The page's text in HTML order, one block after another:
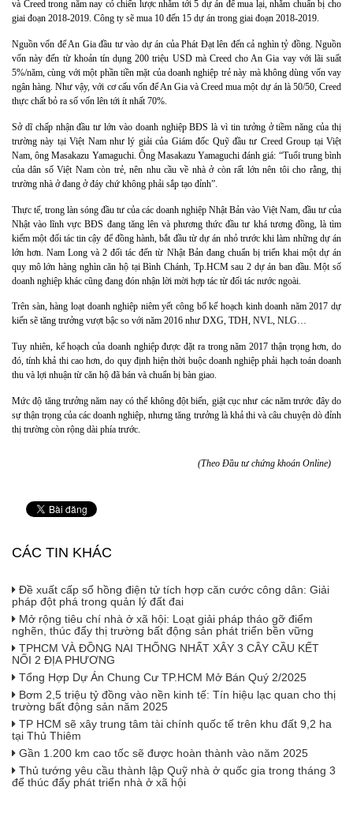
và Creed trong năm nay có chiến lược nhắm tới 5 dự án để mua lại, nhằm chuẩn bị cho
giai đoạn 2018-2019. Công ty sẽ mua 10 đến 15 dự án trong giai đoạn 2018-2019.
Nguồn vốn để An Gia đầu tư vào dự án của Phát Ðạt lên đến cả nghìn tỷ đồng. Nguồn
vốn này đến từ khoản tín dụng 200 triệu USD mà Creed cho An Gia vay với lãi suất
5%/năm, cùng với một phần tiền mặt của doanh nghiệp trẻ này mà không dùng vốn vay
ngân hàng. Như vậy, với cơ cấu vốn để An Gia và Creed mua một dự án là 50/50, Creed
thực chất bỏ ra số vốn lên tới ít nhất 70%.
Sở dĩ chấp nhận đầu tư lớn vào doanh nghiệp BĐS là vì tin tưởng ở tiềm năng của thị
trường này tại Việt Nam như lý giải của Giám đốc Quỹ đầu tư Creed Group tại Việt
Nam, ông Masakazu Yamaguchi. Ông Masakazu Yamaguchi đánh giá: “Tuổi trung bình
của dân số Việt Nam còn trẻ, nên nhu cầu về nhà ở còn rất lớn nên tôi cho rằng, thị
trường nhà ở đang ở đáy chứ không phải sắp tạo đỉnh”.
Thực tế, trong làn sóng đầu tư của các doanh nghiệp Nhật Bản vào Việt Nam, đầu tư của
Nhật vào lĩnh vực BĐS đang tăng lên và phương thức đầu tư khá tương đồng, là tìm
kiếm một đối tác tin cậy để đồng hành, bắt đầu từ dự án nhỏ trước khi làm những dự án
lớn hơn. Nam Long và 2 đối tác đến từ Nhật Bản đang chuẩn bị triển khai một dự án
quy mô lớn hàng nghìn căn hộ tại Bình Chánh, Tp.HCM sau 2 dự án ban đầu. Một số
doanh nghiệp khác cũng đang đón nhận lời mời hợp tác từ đối tác nước ngoài.
Trên sàn, hàng loạt doanh nghiệp niêm yết công bố kế hoạch kinh doanh năm 2017 dự
kiến sẽ tăng trưởng vượt bậc so với năm 2016 như DXG, TDH, NVL, NLG…
Tuy nhiên, kế hoạch của doanh nghiệp được đặt ra trong năm 2017 thận trọng hơn, do
đó, tính khả thi cao hơn, do quy định hiện thời buộc doanh nghiệp phải hạch toán doanh
thu và lợi nhuận từ căn hộ đã bán và chuẩn bị bàn giao.
Mức độ tăng trưởng năm nay có thể không đột biến, giật cục như các năm trước đây do
sự thận trọng của các doanh nghiệp, nhưng tăng trưởng là khả thi và câu chuyện dò đỉnh
thị trường còn rộng dài phía trước.
(Theo Đầu tư chứng khoán Online)
CÁC TIN KHÁC
Đề xuất cấp sổ hồng điện tử tích hợp căn cước công dân: Giải
pháp đột phá trong quản lý đất đai
Mở rộng tiêu chí nhà ở xã hội: Loạt giải pháp tháo gỡ điểm
nghẽn, thúc đẩy thị trường bất động sản phát triển bền vững
TPHCM VÀ ĐỒNG NAI THỐNG NHẤT XÂY 3 CÂY CẦU KẾT
NỐI 2 ĐỊA PHƯƠNG
Tổng Hợp Dự Án Chung Cư TP.HCM Mở Bán Quý 2/2025
Bơm 2,5 triệu tỷ đồng vào nền kinh tế: Tín hiệu lạc quan cho thị
trường bất động sản năm 2025
TP HCM sẽ xây trung tâm tài chính quốc tế trên khu đất 9,2 ha
tại Thủ Thiêm
Gần 1.200 km cao tốc sẽ được hoàn thành vào năm 2025
Thủ tướng yêu cầu thành lập Quỹ nhà ở quốc gia trong tháng 3
để thúc đẩy phát triển nhà ở xã hội